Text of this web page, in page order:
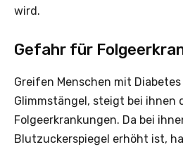
wird.
Gefahr für
Greifen Menschen mit Diabetes
Glimmstängel, steigt bei ihnen
Folgeerkrankungen. Da bei
Blutzuckerspiegel erhöht ist,